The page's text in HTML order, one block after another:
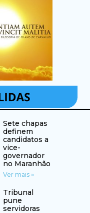
Sete chapas
definem
candidatos a
vice-
governador
no Maranhão
Ver mais »
Tribunal
pune
servidoras